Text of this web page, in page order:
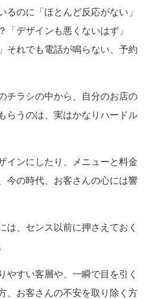
るのに「ほとんど反応がない」
「デザインも悪くないはず」
それでも電話が鳴らない、予約
チラシの中から、自分のお店の
らうのは、実はかなりハードル
インにしたり、メニューと料金
今の時代、お客さんの心には響
は、センス以前に押さえておく
やすい客層や、一瞬で目を引く
、お客さんの不安を取り除く方